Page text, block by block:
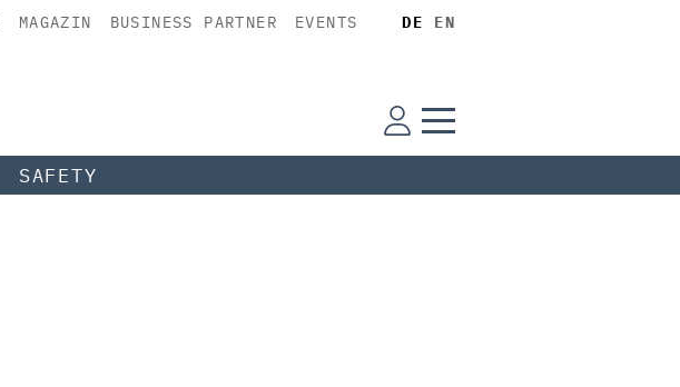
MAGAZIN BUSINESS PARTNER EVENTS DE EN
SAFETY